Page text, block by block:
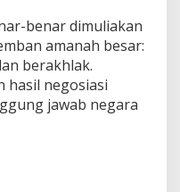
benar dimuliakan
amanah besar:
berakhlak.
hasil negosiasi
jawab negara